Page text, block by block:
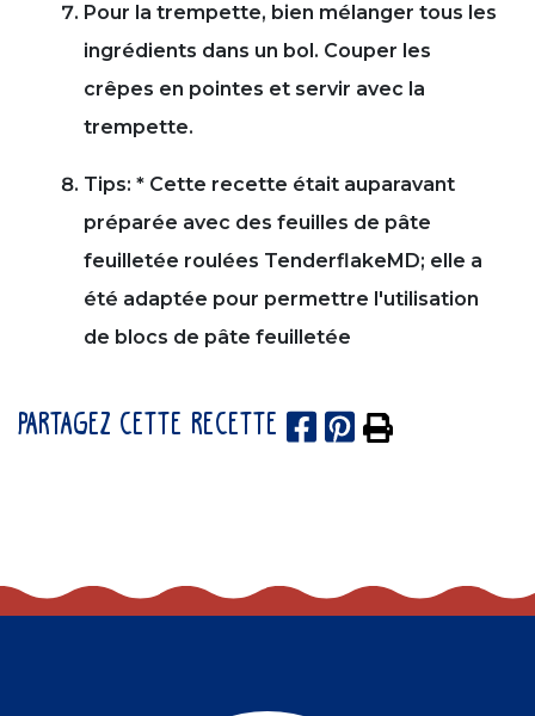
Pour la trempette, bien mélanger tous les
ingrédients dans un bol. Couper les
crêpes en pointes et servir avec la
trempette.
Tips: * Cette recette était auparavant
préparée avec des feuilles de pâte
feuilletée roulées TenderflakeMD; elle a
été adaptée pour permettre l'utilisation
de blocs de pâte feuilletée
PARTAGEZ CETTE RECETTE